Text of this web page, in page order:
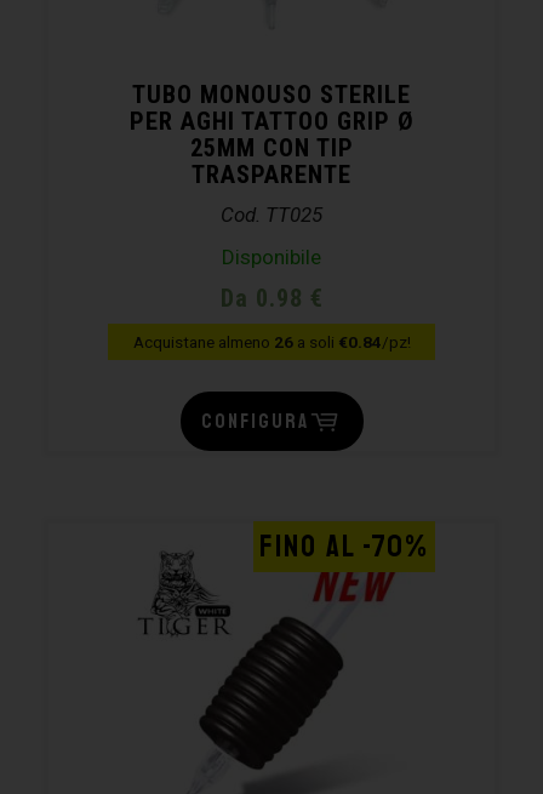
TUBO MONOUSO STERILE
PER AGHI TATTOO GRIP Ø
25MM CON TIP
TRASPARENTE
Cod. TT025
Disponibile
Da 0.98 €
Acquistane almeno 26a soli €0.84/pz!
CONFIGURA
FINO AL -70%